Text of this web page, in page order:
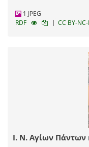
1 JPEG
RDF
| CC BY-
Ι. Ν. Αγίων